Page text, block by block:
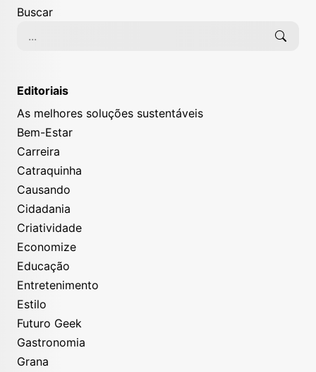
Buscar
Editoriais
As melhores soluções sustentáveis
Bem-Estar
Carreira
Catraquinha
Causando
Cidadania
Criatividade
Economize
Educação
Entretenimento
Estilo
Futuro Geek
Gastronomia
Grana